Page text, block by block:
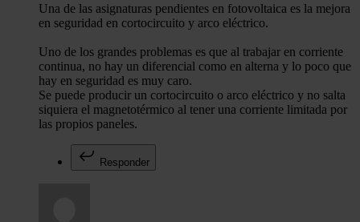
Una de las asignaturas pendientes en fotovoltaica es la mejora
en seguridad en cortocircuito y arco eléctrico.
Uno de los grandes problemas es que al trabajar en corriente
continua, no hay un diferencial como en alterna y lo poco que
hay en seguridad es muy caro.
Se puede producir un cortocircuito o arco eléctrico y no salta
siquiera el magnetotérmico al tener una corriente limitada por
las propios paneles.
Responder